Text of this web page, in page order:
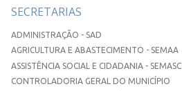
SECRETARIAS
ADMINISTRAÇÃO - SAD
AGRICULTURA E ABASTECIMENTO - SEMAA
ASSISTÊNCIA SOCIAL E CIDADANIA - SEMASC
CONTROLADORIA GERAL DO MUNICÍPIO